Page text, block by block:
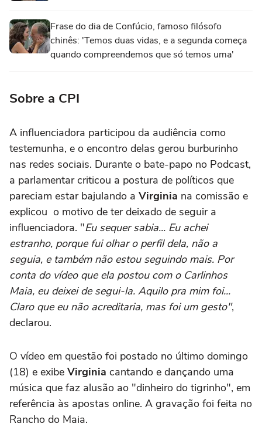
Frase do dia de Confúcio, famoso filósofo
chinês: 'Temos duas vidas, e a segunda começa
quando compreendemos que só temos uma'
Sobre a CPI
A influenciadora participou da audiência como
testemunha, e o encontro delas gerou burburinho
nas redes sociais. Durante o bate-papo no Podcast,
a parlamentar criticou a postura de políticos que
pareciam estar bajulando a Virginia na comissão e
explicou o motivo de ter deixado de seguir a
influenciadora. "Eu sequer sabia... Eu achei
estranho, porque fui olhar o perfil dela, não a
seguia, e também não estou seguindo mais. Por
conta do vídeo que ela postou com o Carlinhos
Maia, eu deixei de segui-la. Aquilo pra mim foi...
Claro que eu não acreditaria, mas foi um gesto",
declarou.
O vídeo em questão foi postado no último domingo
(18) e exibe Virginia cantando e dançando uma
música que faz alusão ao "dinheiro do tigrinho", em
referência às apostas online. A gravação foi feita no
Rancho do Maia.